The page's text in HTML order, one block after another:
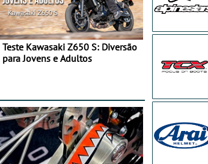
Teste Kawasaki Z650 S: Diversão
para Jovens e Adultos